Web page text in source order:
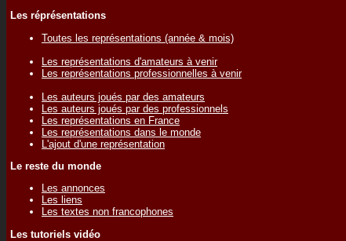
Les réprésentations
Toutes les représentations (année & mois)
Les représentations d'amateurs à venir
Les représentations professionnelles à venir
Les auteurs joués par des amateurs
Les auteurs joués par des professionnels
Les représentations en France
Les représentations dans le monde
L'ajout d'une représentation
Le reste du monde
Les annonces
Les liens
Les textes non francophones
Les tutoriels vidéo